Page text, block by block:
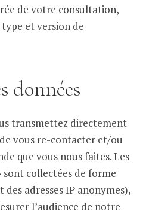
de votre consultation,
et version de
données
transmettez directement
vous re-contacter et/ou
que vous nous faites. Les
sont collectées de forme
adresses IP anonymes),
l’audience de notre